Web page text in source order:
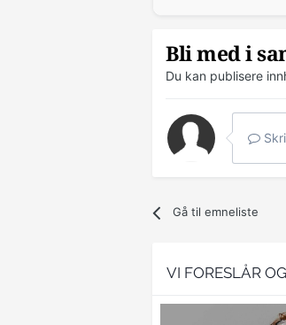
Bli med i
Du kan publisere
Gå til emneliste
VI FORESLÅR